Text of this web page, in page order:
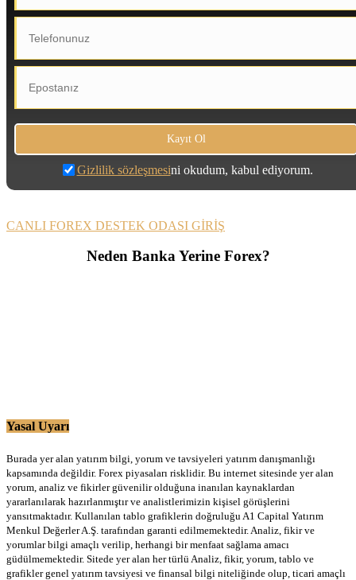
Gizlilik sözleşmesini okudum, kabul ediyorum.
CANLI FOREX DESTEK ODASI GİRİŞ
Neden Banka Yerine Forex?
Yasal Uyarı
Burada yer alan yatırım bilgi, yorum ve tavsiyeleri yatırım danışmanlığı
kapsamında değildir. Forex piyasaları risklidir. Bu internet sitesinde yer alan
yorum, analiz ve fikirler güvenilir olduğuna inanılan kaynaklardan
yararlanılarak hazırlanmıştır ve analistlerimizin kişisel görüşlerini
yansıtmaktadır. Kullanılan tablo grafiklerin doğruluğu A1 Capital Yatırım
Menkul Değerler A.Ş. tarafından garanti edilmemektedir. Analiz, fikir ve
yorumlar bilgi amaçlı verilip, herhangi bir menfaat sağlama amacı
güdülmemektedir. Sitede yer alan her türlü Analiz, fikir, yorum, tablo ve
grafikler genel yatırım tavsiyesi ve finansal bilgi niteliğinde olup, ticari amaçlı